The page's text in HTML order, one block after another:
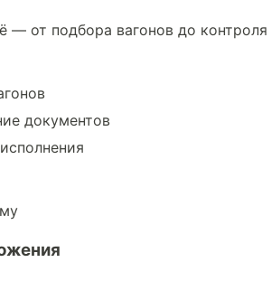
— от подбора вагонов до контроля
документов